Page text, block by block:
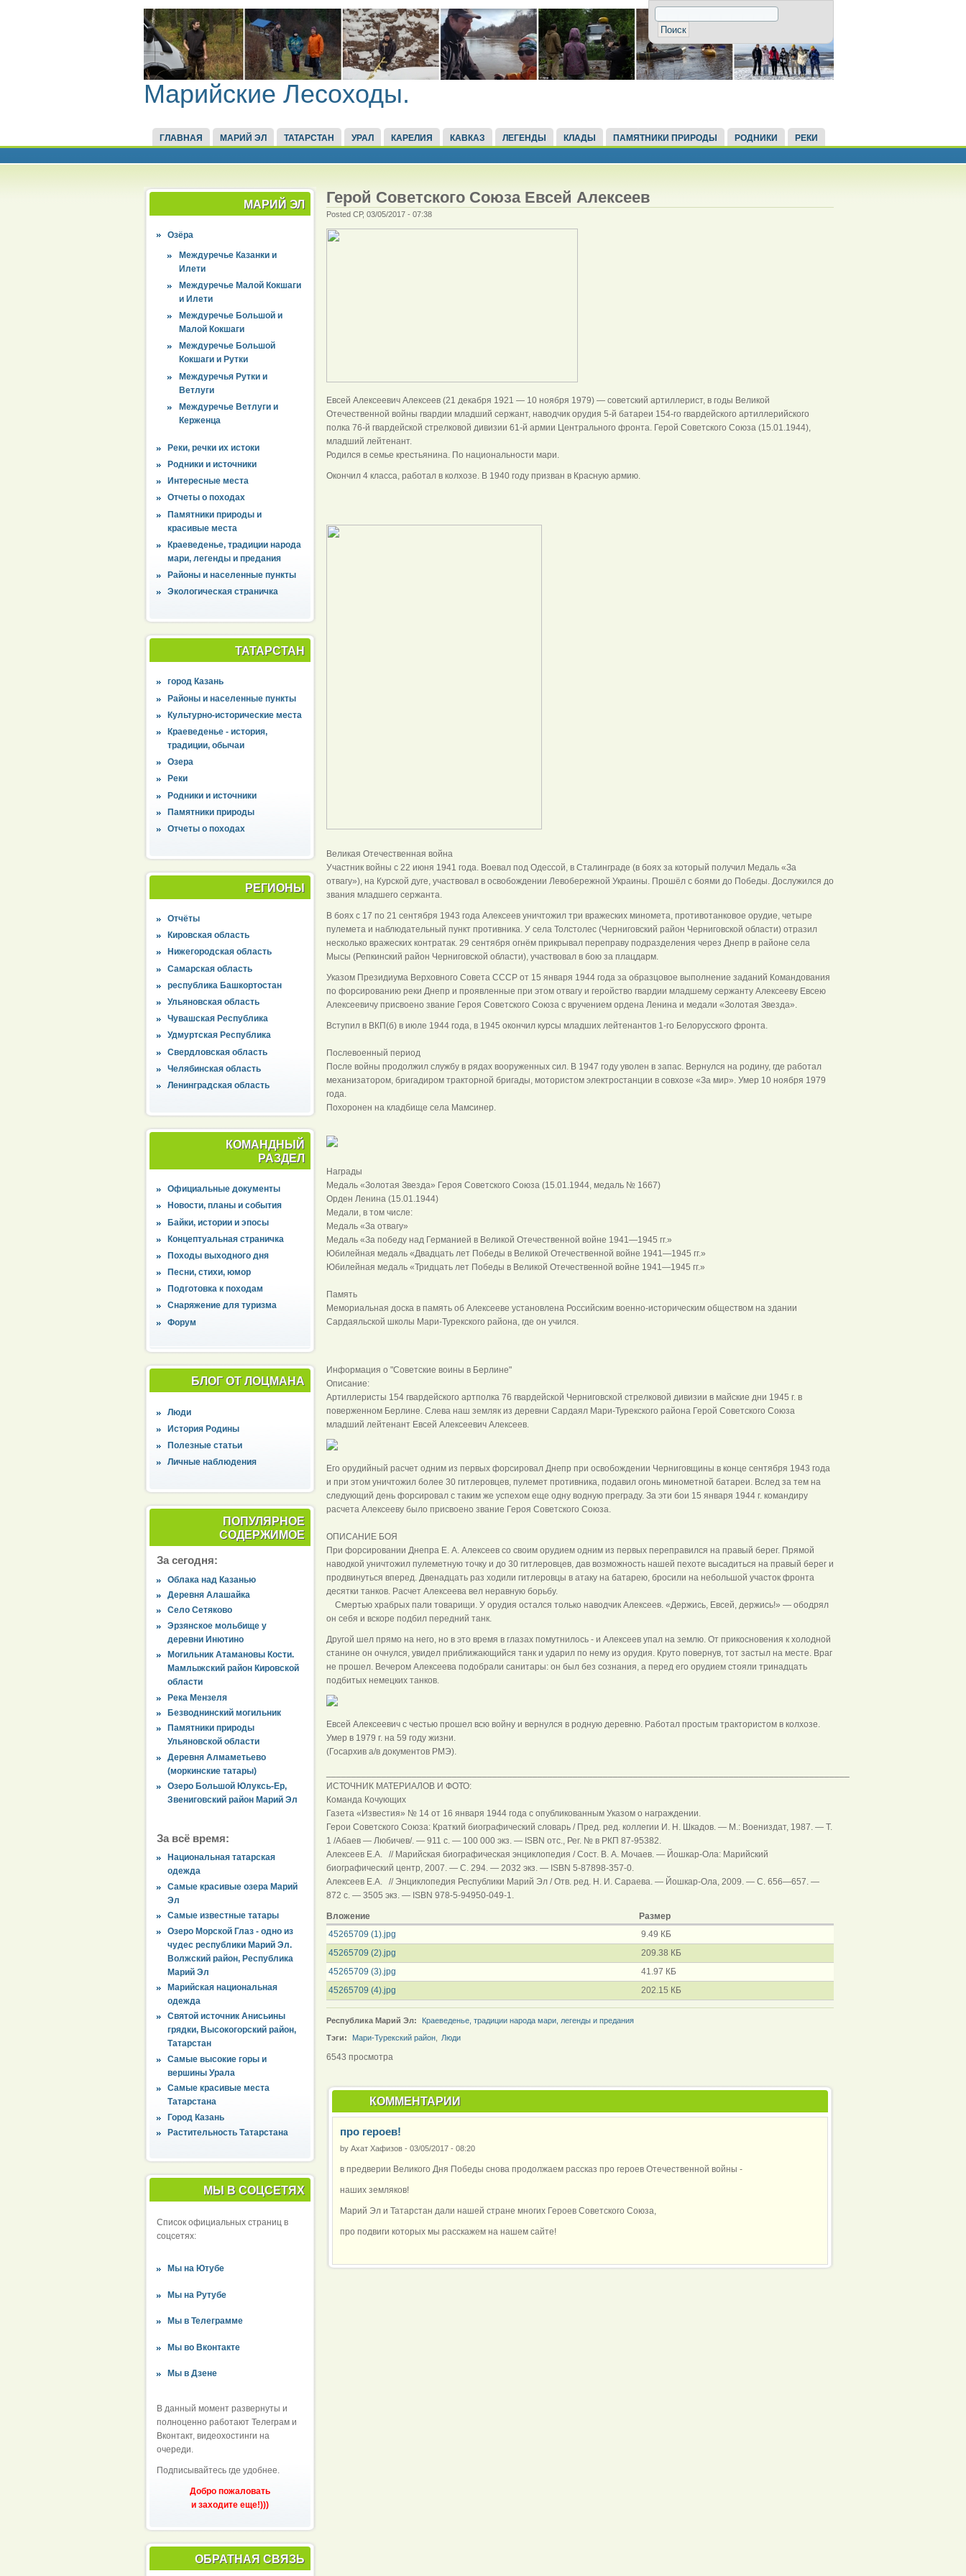
Марийские Лесоходы.
ГЛАВНАЯ МАРИЙ ЭЛ ТАТАРСТАН УРАЛ КАРЕЛИЯ КАВКАЗ ЛЕГЕНДЫ КЛАДЫ ПАМЯТНИКИ ПРИРОДЫ РОДНИКИ РЕКИ
МАРИЙ ЭЛ
Озёра
Междуречье Казанки и
Илети
Междуречье Малой Кокшаги
и Илети
Междуречье Большой и
Малой Кокшаги
Междуречье Большой
Кокшаги и Рутки
Междуречья Рутки и
Ветлуги
Междуречье Ветлуги и
Керженца
Реки, речки их истоки
Родники и источники
Интересные места
Отчеты о походах
Памятники природы и
красивые места
Краеведенье, традиции народа
мари, легенды и предания
Районы и населенные пункты
Экологическая страничка
ТАТАРСТАН
город Казань
Районы и населенные пункты
Культурно-исторические места
Краеведенье - история,
традиции, обычаи
Озера
Реки
Родники и источники
Памятники природы
Отчеты о походах
РЕГИОНЫ
Отчёты
Кировская область
Нижегородская область
Самарская область
республика Башкортостан
Ульяновская область
Чувашская Республика
Удмуртская Республика
Свердловская область
Челябинская область
Ленинградская область
КОМАНДНЫЙ
РАЗДЕЛ
Официальные документы
Новости, планы и события
Байки, истории и эпосы
Концептуальная страничка
Походы выходного дня
Песни, стихи, юмор
Подготовка к походам
Снаряжение для туризма
Форум
БЛОГ ОТ ЛОЦМАНА
Люди
История Родины
Полезные статьи
Личные наблюдения
ПОПУЛЯРНОЕ
СОДЕРЖИМОЕ
За сегодня:
Облака над Казанью
Деревня Алашайка
Село Сетяково
Эрзянское мольбище у
деревни Инютино
Могильник Атамановы Кости.
Мамлыжский район Кировской
области
Река Мензеля
Безводнинский могильник
Памятники природы
Ульяновской области
Деревня Алмаметьево
(моркинские татары)
Озеро Большой Юлуксь-Ер,
Звениговский район Марий Эл
За всё время:
Национальная татарская
одежда
Самые красивые озера Марий
Эл
Самые известные татары
Озеро Морской Глаз - одно из
чудес республики Марий Эл.
Волжский район, Республика
Марий Эл
Марийская национальная
одежда
Святой источник Анисьины
грядки, Высокогорский район,
Татарстан
Самые высокие горы и
вершины Урала
Самые красивые места
Татарстана
Город Казань
Растительность Татарстана
МЫ В СОЦСЕТЯХ
Список официальных страниц в
соцсетях:
Мы на Ютубе
Мы на Рутубе
Мы в Телеграмме
Мы во Вконтакте
Мы в Дзене
В данный момент развернуты и
полноценно работают Телеграм и
Вконтакт, видеохостинги на
очереди.
Подписывайтесь где удобнее.
Добро пожаловать
и заходите еще!)))
ОБРАТНАЯ СВЯЗЬ
Герой Советского Союза Евсей Алексеев
Posted СР, 03/05/2017 - 07:38
Евсей Алексеевич Алексеев (21 декабря 1921 — 10 ноября 1979) — советский артиллерист, в годы Великой
Отечественной войны гвардии младший сержант, наводчик орудия 5-й батареи 154-го гвардейского артиллерийского
полка 76-й гвардейской стрелковой дивизии 61-й армии Центрального фронта. Герой Советского Союза (15.01.1944),
младший лейтенант.
Родился в семье крестьянина. По национальности мари.
Окончил 4 класса, работал в колхозе. В 1940 году призван в Красную армию.
Великая Отечественная война
Участник войны с 22 июня 1941 года. Воевал под Одессой, в Сталинграде (в боях за который получил Медаль «За
отвагу»), на Курской дуге, участвовал в освобождении Левобережной Украины. Прошёл с боями до Победы. Дослужился до
звания младшего сержанта.
В боях с 17 по 21 сентября 1943 года Алексеев уничтожил три вражеских миномета, противотанковое орудие, четыре
пулемета и наблюдательный пункт противника. У села Толстолес (Черниговский район Черниговской области) отразил
несколько вражеских контратак. 29 сентября огнём прикрывал переправу подразделения через Днепр в районе села
Мысы (Репкинский район Черниговской области), участвовал в бою за плацдарм.
Указом Президиума Верховного Совета СССР от 15 января 1944 года за образцовое выполнение заданий Командования
по форсированию реки Днепр и проявленные при этом отвагу и геройство гвардии младшему сержанту Алексееву Евсею
Алексеевичу присвоено звание Героя Советского Союза с вручением ордена Ленина и медали «Золотая Звезда».
Вступил в ВКП(б) в июле 1944 года, в 1945 окончил курсы младших лейтенантов 1-го Белорусского фронта.
Послевоенный период
После войны продолжил службу в рядах вооруженных сил. В 1947 году уволен в запас. Вернулся на родину, где работал
механизатором, бригадиром тракторной бригады, мотористом электростанции в совхозе «За мир». Умер 10 ноября 1979
года.
Похоронен на кладбище села Мамсинер.
Награды
Медаль «Золотая Звезда» Героя Советского Союза (15.01.1944, медаль № 1667)
Орден Ленина (15.01.1944)
Медали, в том числе:
Медаль «За отвагу»
Медаль «За победу над Германией в Великой Отечественной войне 1941—1945 гг.»
Юбилейная медаль «Двадцать лет Победы в Великой Отечественной войне 1941—1945 гг.»
Юбилейная медаль «Тридцать лет Победы в Великой Отечественной войне 1941—1945 гг.»
Память
Мемориальная доска в память об Алексееве установлена Российским военно-историческим обществом на здании
Сардаяльской школы Мари-Турекского района, где он учился.
Информация о "Советские воины в Берлине"
Описание:
Артиллеристы 154 гвардейского артполка 76 гвардейской Черниговской стрелковой дивизии в майские дни 1945 г. в
поверженном Берлине. Слева наш земляк из деревни Сардаял Мари-Турекского района Герой Советского Союза
младший лейтенант Евсей Алексеевич Алексеев.
Его орудийный расчет одним из первых форсировал Днепр при освобождении Черниговщины в конце сентября 1943 года
и при этом уничтожил более 30 гитлеровцев, пулемет противника, подавил огонь минометной батареи. Вслед за тем на
следующий день форсировал с таким же успехом еще одну водную преграду. За эти бои 15 января 1944 г. командиру
расчета Алексееву было присвоено звание Героя Советского Союза.
ОПИСАНИЕ БОЯ
При форсировании Днепра Е. А. Алексеев со своим орудием одним из первых переправился на правый берег. Прямой
наводкой уничтожил пулеметную точку и до 30 гитлеровцев, дав возможность нашей пехоте высадиться на правый берег и
продвинуться вперед. Двенадцать раз ходили гитлеровцы в атаку на батарею, бросили на небольшой участок фронта
десятки танков. Расчет Алексеева вел неравную борьбу.
Смертью храбрых пали товарищи. У орудия остался только наводчик Алексеев. «Держись, Евсей, держись!» — ободрял
он себя и вскоре подбил передний танк.
Другой шел прямо на него, но в это время в глазах помутнилось - и Алексеев упал на землю. От прикосновения к холодной
станине он очнулся, увидел приближающийся танк и ударил по нему из орудия. Круто повернув, тот застыл на месте. Враг
не прошел. Вечером Алексеева подобрали санитары: он был без сознания, а перед его орудием стояли тринадцать
подбитых немецких танков.
Евсей Алексеевич с честью прошел всю войну и вернулся в родную деревню. Работал простым трактористом в колхозе.
Умер в 1979 г. на 59 году жизни.
(Госархив а/в документов РМЭ).
ИСТОЧНИК МАТЕРИАЛОВ И ФОТО:
Команда Кочующих
Газета «Известия» № 14 от 16 января 1944 года с опубликованным Указом о награждении.
Герои Советского Союза: Краткий биографический словарь / Пред. ред. коллегии И. Н. Шкадов. — М.: Воениздат, 1987. — Т.
1 /Абаев — Любичев/. — 911 с. — 100 000 экз. — ISBN отс., Рег. № в РКП 87-95382.
Алексеев Е.А. // Марийская биографическая энциклопедия / Сост. В. А. Мочаев. — Йошкар-Ола: Марийский
биографический центр, 2007. — С. 294. — 2032 экз. — ISBN 5-87898-357-0.
Алексеев Е.А. // Энциклопедия Республики Марий Эл / Отв. ред. Н. И. Сараева. — Йошкар-Ола, 2009. — С. 656—657. —
872 с. — 3505 экз. — ISBN 978-5-94950-049-1.
Вложение
Размер
45265709 (1).jpg
9.49 КБ
45265709 (2).jpg
209.38 КБ
45265709 (3).jpg
41.97 КБ
45265709 (4).jpg
202.15 КБ
Республика Марий Эл:
Краеведенье, традиции народа мари, легенды и предания
Тэги:
Мари-Турекский район, Люди
6543 просмотра
КОММЕНТАРИИ
про героев!
by Ахат Хафизов- 03/05/2017 - 08:20
в предверии Великого Дня Победы снова продолжаем рассказ про героев Отечественной войны -
наших земляков!
Марий Эл и Татарстан дали нашей стране многих Героев Советского Союза,
про подвиги которых мы расскажем на нашем сайте!